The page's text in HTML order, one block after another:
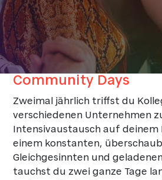
Community Days
Zweimal jährlich triffst du
verschiedenen Unternehmen
Intensivaustausch auf deinem
einem konstanten,
Gleichgesinnten und
tauchst du zwei ganze Tage